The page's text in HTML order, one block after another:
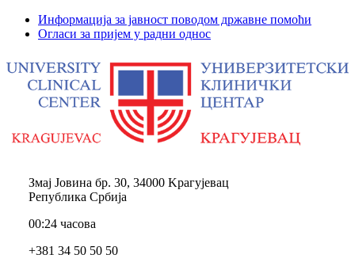
Информација за јавност поводом државне помоћи
Огласи за пријем у радни однос
Змај Јовина бр. 30, 34000 Kрагујевац
Република Србија
00:24 часова
+381 34 50 50 50